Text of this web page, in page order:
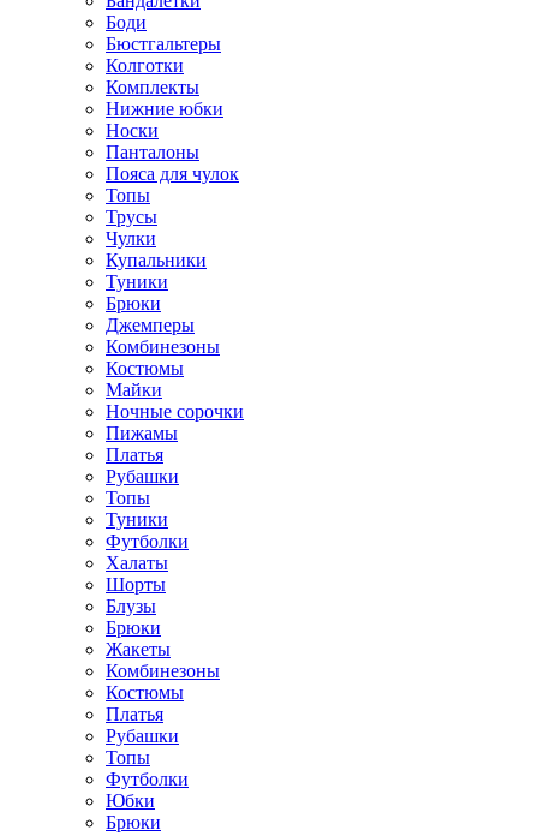
Боди
Бюстгальтеры
Колготки
Комплекты
Нижние юбки
Носки
Панталоны
Поясa для чулок
Топы
Трусы
Чулки
Купальники
Туники
Брюки
Джемперы
Комбинезоны
Костюмы
Майки
Ночные сорочки
Пижамы
Платья
Рубашки
Топы
Туники
Футболки
Халаты
Шорты
Блузы
Брюки
Жакеты
Комбинезоны
Костюмы
Платья
Рубашки
Топы
Футболки
Юбки
Брюки